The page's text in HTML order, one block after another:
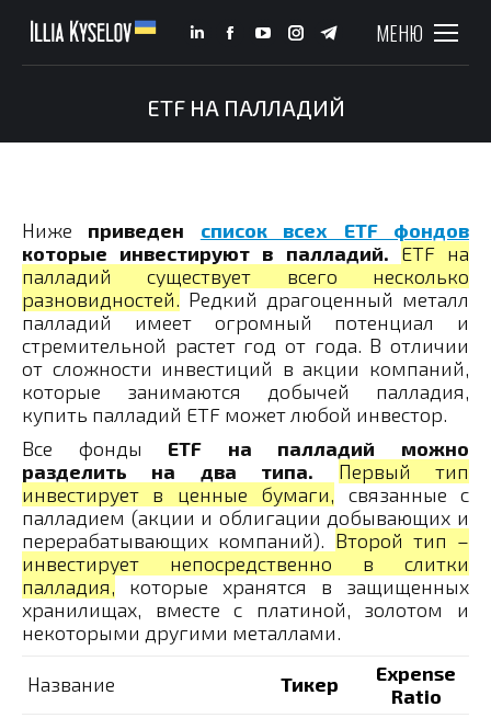
МЕНЮ
Linkedin
opens
Facebook
opens
YouTube
opens
Instagram
opens
Telegram
opens
ETF НА ПАЛЛАДИЙ
Ниже приведен список всех ETF фондов
которые инвестируют в палладий. ETF на
палладий существует всего несколько
разновидностей. Редкий драгоценный металл
палладий имеет огромный потенциал и
стремительной растет год от года. В отличии
от сложности инвестиций в акции компаний,
которые занимаются добычей палладия,
купить палладий ETF может любой инвестор.
Все фонды ETF на палладий можно
разделить на два типа.
Первый тип
инвестирует в ценные бумаги, связанные с
палладием (акции и облигации добывающих и
перерабатывающих компаний). Второй тип –
инвестирует непосредственно в слитки
палладия, которые хранятся в защищенных
хранилищах, вместе с платиной, золотом и
некоторыми другими металлами.
Название Тикер
Expense
Ratio